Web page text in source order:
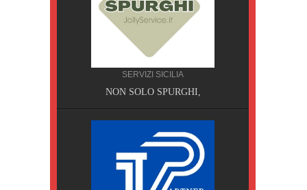
SERVIZI SICILIA
NON SOLO SPURGHI,